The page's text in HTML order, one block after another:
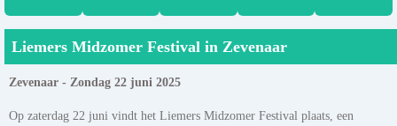
Liemers Midzomer Festival in Zevenaar
Zevenaar - Zondag 22 juni 2025
Op zaterdag 22 juni vindt het Liemers Midzomer Festival plaats, een